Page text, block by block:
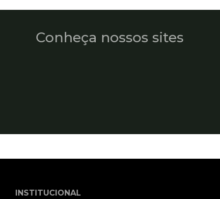
Conheça nossos sites
INSTITUCIONAL